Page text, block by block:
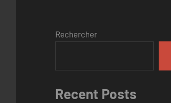
Rechercher
Recent Posts